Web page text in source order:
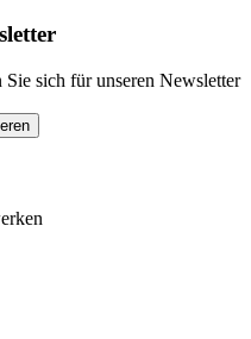
sich für unseren Newsletter